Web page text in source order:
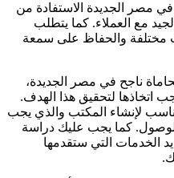
مصر الجديدة الاستفادة من
مع العملاء. كما يتطلب
والحفاظ على سمعة
ناجح في مصر الجديدة،
اتخاذها لتحقيق هذا الهدف.
لإنشاء المكتب والذي يجب
كما يجب عليك دراسة
الخدمات التي ستقدمها